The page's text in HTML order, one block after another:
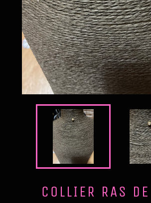
COLLIER RAS